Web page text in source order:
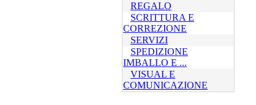
REGALO
SCRITTURA E
CORREZIONE
SERVIZI
SPEDIZIONE
IMBALLO E ...
VISUAL E
COMUNICAZIONE